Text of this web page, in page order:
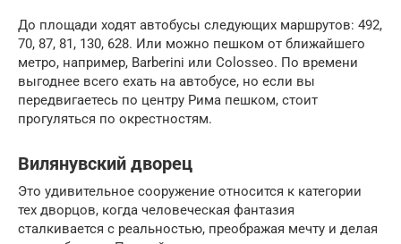
До площади ходят автобусы следующих маршрутов: 492,
70, 87, 81, 130, 628. Или можно пешком от ближайшего
метро, например, Barberini или Colosseo. По времени
выгоднее всего ехать на автобусе, но если вы
передвигаетесь по центру Рима пешком, стоит
прогуляться по окрестностям.
Вилянувский дворец
Это удивительное сооружение относится к категории
тех дворцов, когда человеческая фантазия
сталкивается с реальностью, преображая мечту и делая